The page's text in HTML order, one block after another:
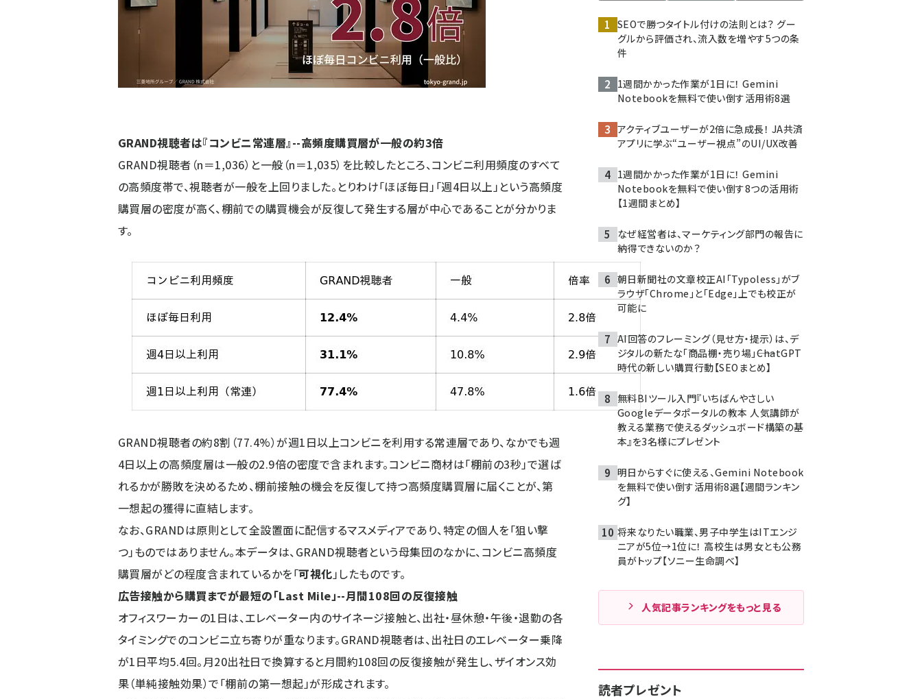
GRAND視聴者は『コンビニ常連層』--高頻度購買層が一般の約3倍
GRAND視聴者（n＝1,036）と一般（n＝1,035）を比較したところ、コンビニ利用頻度のすべて
の高頻度帯で、視聴者が一般を上回りました。とりわけ「ほぼ毎日」「週4日以上」という高頻度
購買層の密度が高く、棚前での購買機会が反復して発生する層が中心であることが分かりま
す。
GRAND視聴者の約8割（77.4%）が週1日以上コンビニを利用する常連層であり、なかでも週
4日以上の高頻度層は一般の2.9倍の密度で含まれます。コンビニ商材は「棚前の3秒」で選ば
れるかが勝敗を決めるため、棚前接触の機会を反復して持つ高頻度購買層に届くことが、第
一想起の獲得に直結します。
なお、GRANDは原則として全設置面に配信するマスメディアであり、特定の個人を「狙い撃
つ」ものではありません。本データは、GRAND視聴者という母集団のなかに、コンビニ高頻度
購買層がどの程度含まれているかを「可視化」したものです。
広告接触から購買までが最短の「Last Mile」--月間108回の反復接触
オフィスワーカーの1日は、エレベーター内のサイネージ接触と、出社・昼休憩・午後・退勤の各
タイミングでのコンビニ立ち寄りが重なります。GRAND視聴者は、出社日のエレベーター乗降
が1日平均5.4回。月20出社日で換算すると月間約108回の反復接触が発生し、ザイオンス効
果（単純接触効果）で「棚前の第一想起」が形成されます。
SEOで勝つタイトル付けの法則とは？ グー
グルから評価され、流入数を増やす5つの条
件
1週間かかった作業が1日に！ Gemini
Notebookを無料で使い倒す活用術8選
アクティブユーザーが2倍に急成長！ JA共済
アプリに学ぶ“ユーザー視点”のUI/UX改善
1週間かかった作業が1日に！ Gemini
Notebookを無料で使い倒す8つの活用術
【1週間まとめ】
なぜ経営者は、マーケティング部門の報告に
納得できないのか？
朝日新聞社の文章校正AI「Typoless」がブ
ラウザ「Chrome」と「Edge」上でも校正が
可能に
AI回答のフレーミング（見せ方・提示）は、デ
ジタルの新たな「商品棚・売り場」――ChatGPT
時代の新しい購買行動【SEOまとめ】
無料BIツール入門『いちばんやさしい
Googleデータポータルの教本 人気講師が
教える業務で使えるダッシュボード構築の基
本』を3名様にプレゼント
明日からすぐに使える、Gemini Notebook
を無料で使い倒す活用術8選【週間ランキン
グ】
将来なりたい職業、男子中学生はITエンジ
ニアが5位→1位に！ 高校生は男女とも公務
員がトップ【ソニー生命調べ】
人気記事ランキングをもっと見る
読者プレゼント